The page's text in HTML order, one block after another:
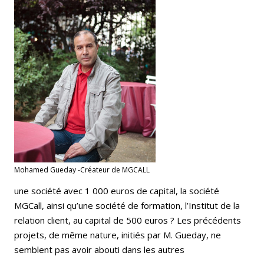
Mohamed Gueday -Créateur de MGCALL
une société avec 1 000 euros de capital, la société
MGCall, ainsi qu’une société de formation, l’Institut de la
relation client, au capital de 500 euros ? Les précédents
projets, de même nature, initiés par M. Gueday, ne
semblent pas avoir abouti dans les autres